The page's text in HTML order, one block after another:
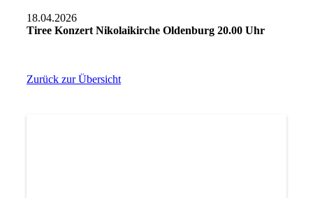
18.04.2026
Tiree Konzert Nikolaikirche Oldenburg 20.00 Uhr
Zurück zur Übersicht